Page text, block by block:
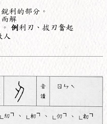
利的部分。
解
例利刃、拔刃奮起
人